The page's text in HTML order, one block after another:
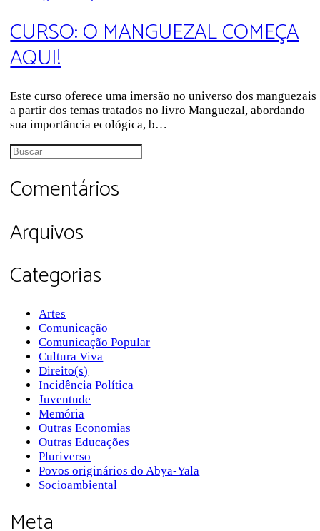
CURSO: O MANGUEZAL COMEÇA
AQUI!
Este curso oferece uma imersão no universo dos manguezais
a partir dos temas tratados no livro Manguezal, abordando
sua importância ecológica, b…
Procurar
Comentários
Arquivos
Categorias
Artes
Comunicação
Comunicação Popular
Cultura Viva
Direito(s)
Incidência Política
Juventude
Memória
Outras Economias
Outras Educações
Pluriverso
Povos originários do Abya-Yala
Socioambiental
Meta